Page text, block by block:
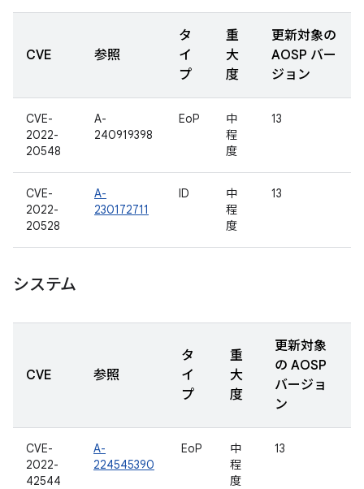
CVE 参照
タ
イ
プ
重
大
度
更新対象の
AOSP バー
ジョン
CVE-
2022-
20548
A-
240919398
EoP
中
程
度
13
CVE-
2022-
20528
A-
230172711
ID
中
程
度
13
システム
CVE 参照
タ
イ
プ
重
大
度
更新対象
の AOSP
バージョ
ン
CVE-
2022-
42544
A-
224545390
EoP
中
程
度
13